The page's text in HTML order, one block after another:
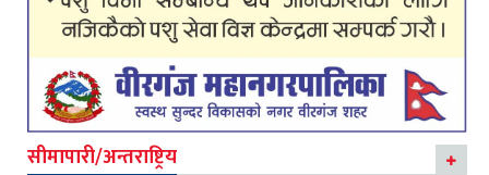
सीमापारी/अन्तराष्ट्रिय